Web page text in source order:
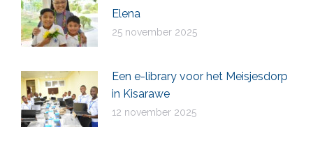
Elena
25 november 2025
Een e-library voor het Meisjesdorp
in Kisarawe
12 november 2025